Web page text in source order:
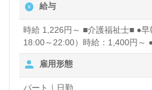
給与
時給 1,226円～ ■介護福祉士■ ●
18:00～22:00）時給：1,400円～
時給：1,300円～ ■初任者研修■ ●
18:00～22:00）時給：1,300円～
時給：1,226円～ 昇給あり
雇用形態
パート｜日勤